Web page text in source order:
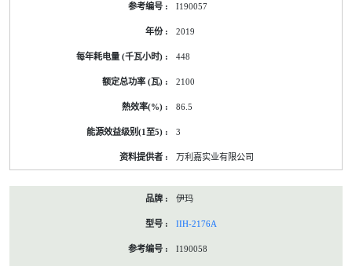
I190057
2019
448
2100
86.5
3
万利嘉实业有限公司
伊玛
IIH-2176A
I190058